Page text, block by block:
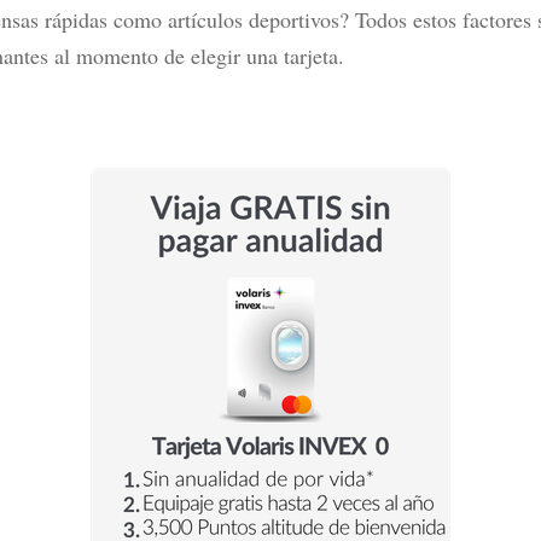
rápidas como artículos deportivos? Todos estos factores
al momento de elegir una tarjeta.